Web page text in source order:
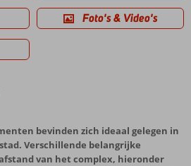
Foto's & Video's
bevinden zich ideaal gelegen in
Verschillende belangrijke
van het complex, hieronder